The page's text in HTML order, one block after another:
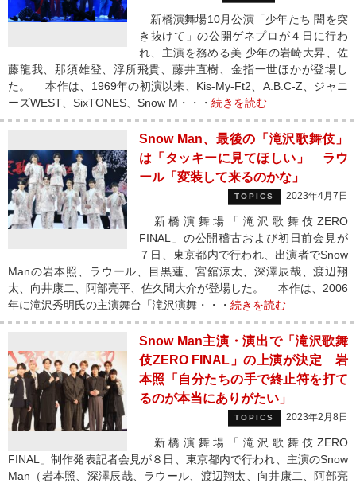
新橋演舞場10月公演「少年たち 闇を突
き抜けて」の公開ゲネプロが４日に行わ
れ、主演を務める美 少年の岩崎大昇、佐
藤龍我、那須雄登、浮所飛貴、藤井直樹、金指一世ほかが登場し
た。 本作は、1969年の初演以来、Kis-My-Ft2、A.B.C-Z、ジャニ
ーズWEST、SixTONES、Snow M・・・ 続きを読む
Snow Man、最後の「滝沢歌舞伎」
は「タッキーに見てほしい」 ラウ
ール「変装して来るのかな」
TOPICS 2023年4月7日
新橋演舞場「滝沢歌舞伎ZERO
FINAL」の公開稽古および初日前会見が
７日、東京都内で行われ、出演者でSnow
Manの岩本照、ラウール、目黒蓮、宮舘涼太、深澤辰哉、渡辺翔
太、向井康二、阿部亮平、佐久間大介が登場した。 本作は、2006
年に滝沢秀明氏の主演舞台「滝沢演舞・・・ 続きを読む
Snow Man主演・演出で「滝沢歌舞
伎ZERO FINAL」の上演が決定 岩
本照「自分たちの手で終止符を打て
るのが本当にありがたい」
TOPICS 2023年2月8日
新橋演舞場「滝沢歌舞伎ZERO
FINAL」制作発表記者会見が８日、東京都内で行われ、主演のSnow
Man（岩本照、深澤辰哉、ラウール、渡辺翔太、向井康二、阿部亮